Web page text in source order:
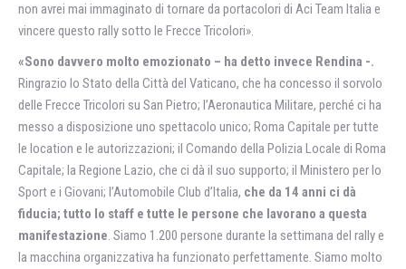
non avrei mai immaginato di tornare da portacolori di Aci Team Italia e
vincere questo rally sotto le Frecce Tricolori».
«Sono davvero molto emozionato – ha detto invece Rendina -.
Ringrazio lo Stato della Città del Vaticano, che ha concesso il sorvolo
delle Frecce Tricolori su San Pietro; l’Aeronautica Militare, perché ci ha
messo a disposizione uno spettacolo unico; Roma Capitale per tutte
le location e le autorizzazioni; il Comando della Polizia Locale di Roma
Capitale; la Regione Lazio, che ci dà il suo supporto; il Ministero per lo
Sport e i Giovani; l’Automobile Club d’Italia, che da 14 anni ci dà
fiducia; tutto lo staff e tutte le persone che lavorano a questa
manifestazione. Siamo 1.200 persone durante la settimana del rally e
la macchina organizzativa ha funzionato perfettamente. Siamo molto